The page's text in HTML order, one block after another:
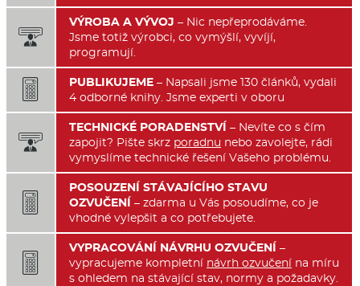

VÝROBA A VÝVOJ – Nic nepřeprodáváme.
Jsme totiž výrobci, co vymýšlí, vyvíjí,
programují.
 PUBLIKUJEME – Napsali jsme 130 článků, vydali
4 odborné knihy. Jsme experti v oboru

TECHNICKÉ PORADENSTVÍ – Nevíte co s čím
zapojit? Pište skrz poradnu nebo zavolejte, rádi
vymyslíme technické řešení Vašeho problému.

POSOUZENÍ STÁVAJÍCÍHO STAVU
OZVUČENÍ – zdarma u Vás posoudíme, co je
vhodné vylepšit a co potřebujete.

VYPRACOVÁNÍ NÁVRHU OZVUČENÍ –
vypracujeme kompletní návrh ozvučení na míru
s ohledem na stávající stav, normy a požadavky.